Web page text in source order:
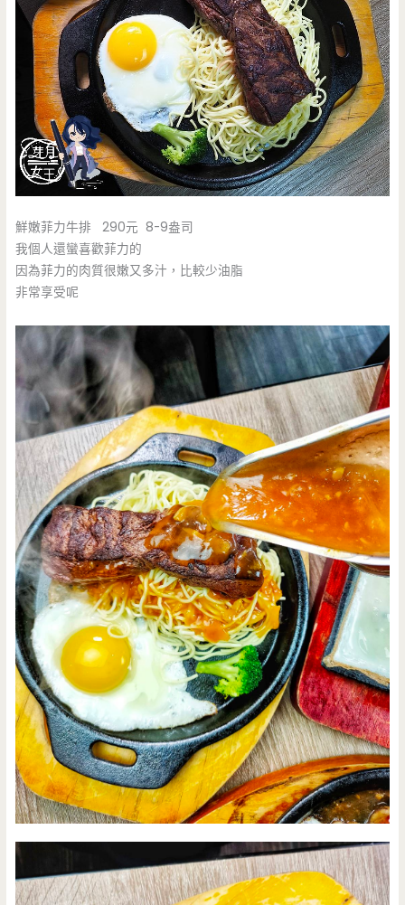
鮮嫩菲力牛排 290元 8-9盎司
我個人還蠻喜歡菲力的
因為菲力的肉質很嫩又多汁，比較少油脂
非常享受呢